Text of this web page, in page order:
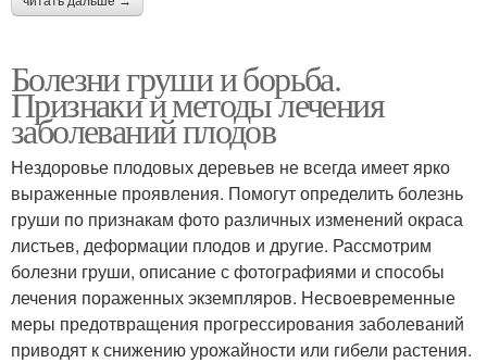
Болезни груши и борьба.
Признаки и методы лечения
заболеваний плодов
Нездоровье плодовых деревьев не всегда имеет ярко
выраженные проявления. Помогут определить болезнь
груши по признакам фото различных изменений окраса
листьев, деформации плодов и другие. Рассмотрим
болезни груши, описание с фотографиями и способы
лечения пораженных экземпляров. Несвоевременные
меры предотвращения прогрессирования заболеваний
приводят к снижению урожайности или гибели растения.